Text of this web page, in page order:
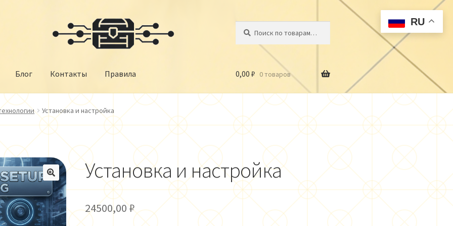
Блог Контакты Правила
Магазин Мой аккаунт О нас
0,00₽ 0 товаров
Установка и настройка
🔍
Установка и настройка
24500,00₽
RU